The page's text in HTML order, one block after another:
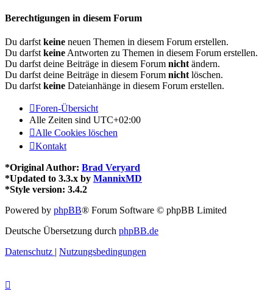
Berechtigungen in diesem Forum
Du darfst keine neuen Themen in diesem Forum erstellen.
Du darfst keine Antworten zu Themen in diesem Forum erstellen.
Du darfst deine Beiträge in diesem Forum nicht ändern.
Du darfst deine Beiträge in diesem Forum nicht löschen.
Du darfst keine Dateianhänge in diesem Forum erstellen.
Foren-Übersicht
Alle Zeiten sind UTC+02:00
Alle Cookies löschen
Kontakt
*Original Author: Brad Veryard
*Updated to 3.3.x by MannixMD
*Style version: 3.4.2
Powered by phpBB® Forum Software © phpBB Limited
Deutsche Übersetzung durch phpBB.de
Datenschutz | Nutzungsbedingungen